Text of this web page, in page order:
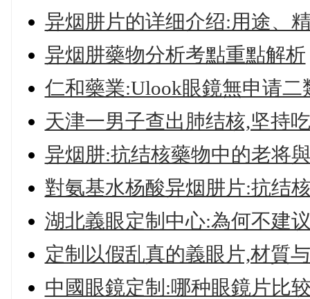
异烟肼片的详细介绍:用途、
异烟肼藥物分析考點重點解析
仁和藥業:Ulook眼鏡無申请
天津一男子查出肺结核,坚持
异烟肼:抗结核藥物中的老将
對氨基水杨酸异烟肼片:抗结
湖北義眼定制中心:為何不建
定制以假乱真的義眼片,材質
中國眼鏡定制:哪种眼鏡片比